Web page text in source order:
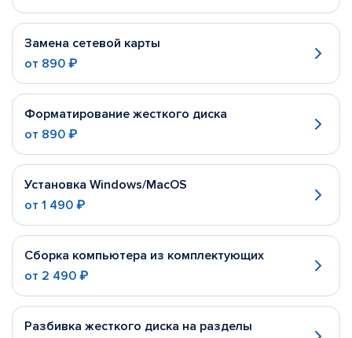
Замена сетевой карты
от 890 ₽
Форматирование жесткого диска
от 890 ₽
Установка Windows/MacOS
от 1 490 ₽
Сборка компьютера из комплектующих
от 2 490 ₽
Разбивка жесткого диска на разделы